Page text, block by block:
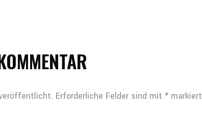
Erforderliche Felder sind mit * markiert